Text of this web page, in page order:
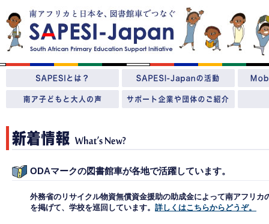
ODAマークの図書館車が各地で活躍しています。
外務省のリサイクル物資無償資金援助の助成金によって南アフリ
を掲げて、学校を巡回しています。 詳しくはこちらからどうぞ。